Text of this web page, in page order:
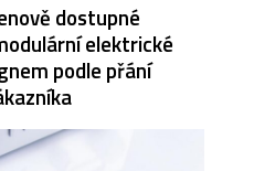
dostupné
elektrické
podle přání